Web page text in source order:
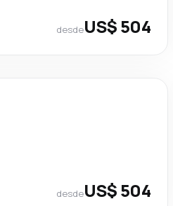
desdeUS$ 504
desdeUS$ 504